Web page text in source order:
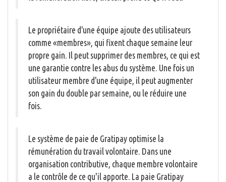
Le propriétaire d'une équipe ajoute des utilisateurs
comme «membres», qui fixent chaque semaine leur
propre gain. Il peut supprimer des membres, ce qui est
une garantie contre les abus du système. Une fois un
utilisateur membre d'une équipe, il peut augmenter
son gain du double par semaine, ou le réduire une
fois.
Le système de paie de Gratipay optimise la
rémunération du travail volontaire. Dans une
organisation contributive, chaque membre volontaire
a le contrôle de ce qu'il apporte. La paie Gratipay